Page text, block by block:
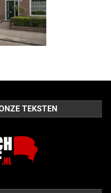
TEKSTEN